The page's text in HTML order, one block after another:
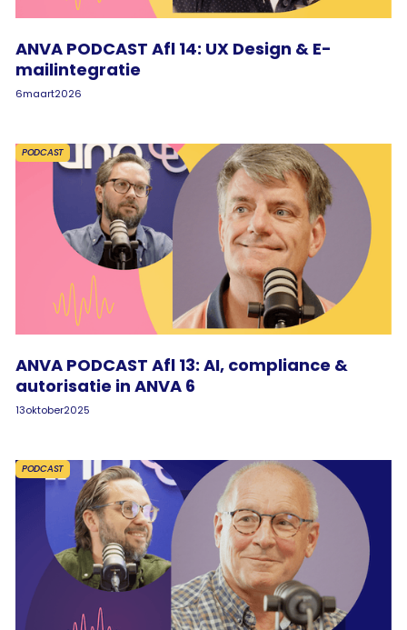
ANVA PODCAST Afl 14: UX Design & E-
mailintegratie
6maart2026
PODCAST
ANVA PODCAST Afl 13: AI, compliance &
autorisatie in ANVA 6
13oktober2025
PODCAST